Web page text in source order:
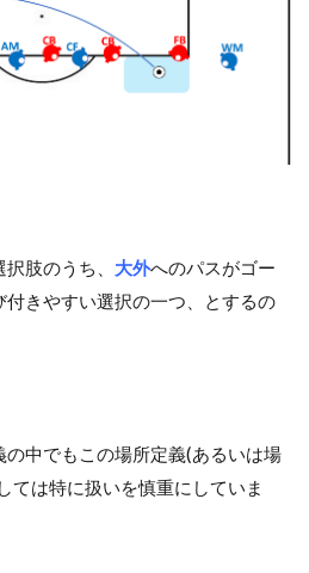
肢のうち、 大外へのパスがゴー
付きやすい選択の一つ、とするの
の中でもこの場所定義(あるいは場
ては特に扱いを慎重にしていま